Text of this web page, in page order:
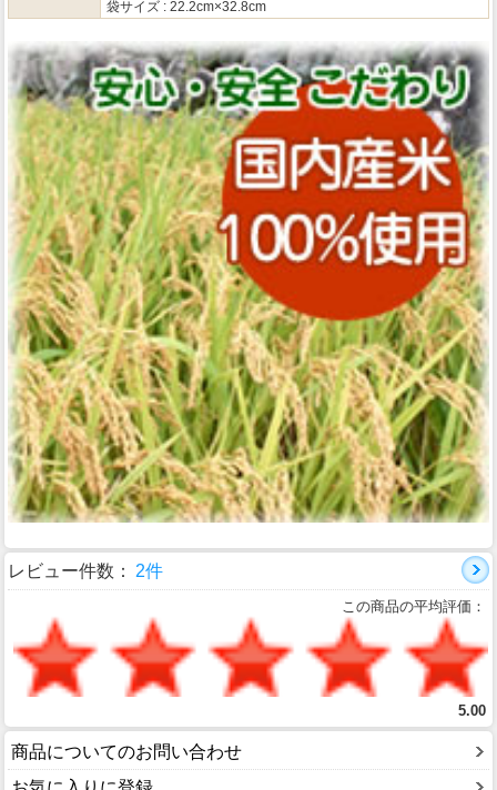
袋サイズ : 22.2cm×32.8cm
レビュー件数： 2件
この商品の平均評価：
5.00
商品についてのお問い合わせ